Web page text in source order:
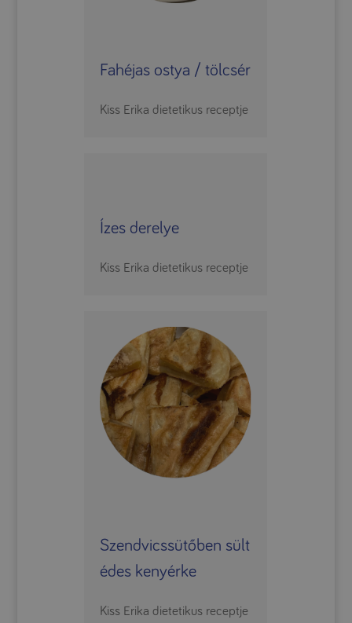
Fahéjas ostya / tölcsér
Kiss Erika dietetikus receptje
Ízes derelye
Kiss Erika dietetikus receptje
Szendvicssütőben sült
édes kenyérke
Kiss Erika dietetikus receptje